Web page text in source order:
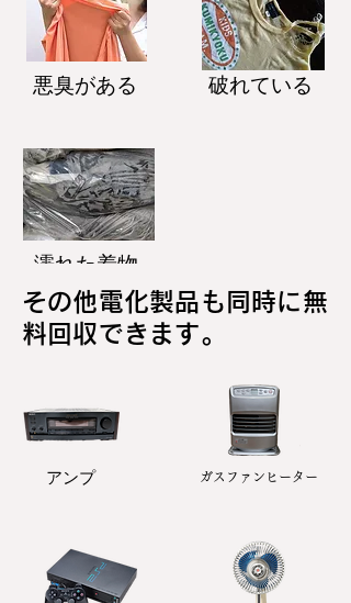
悪臭がある 破れている
濡れた着物
その他電化製品も同時に無
料回収できます。
アンプ ガスファンヒーター